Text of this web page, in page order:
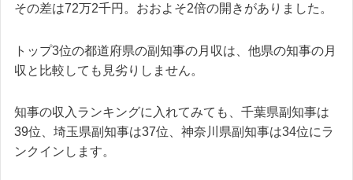
その差は72万2千円。おおよそ2倍の開きがありました。
トップ3位の都道府県の副知事の月収は、他県の知事の月
収と比較しても見劣りしません。
知事の収入ランキングに入れてみても、千葉県副知事は
39位、埼玉県副知事は37位、神奈川県副知事は34位にラ
ンクインします。